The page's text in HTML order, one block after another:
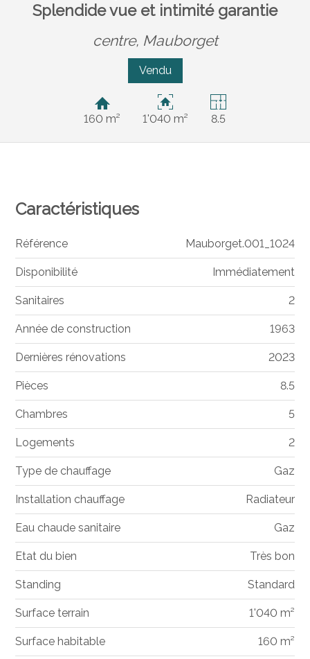
Splendide vue et intimité garantie
centre, Mauborget
Vendu
160 m² 1'040 m² 8.5
Caractéristiques
Référence Mauborget.001_1024
Disponibilité Immédiatement
Sanitaires 2
Année de construction 1963
Dernières rénovations 2023
Pièces 8.5
Chambres 5
Logements 2
Type de chauffage Gaz
Installation chauffage Radiateur
Eau chaude sanitaire Gaz
Etat du bien Très bon
Standing Standard
Surface terrain 1'040 m²
Surface habitable 160 m²